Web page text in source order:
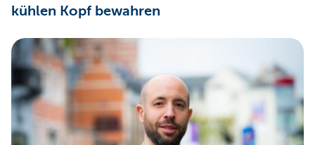
kühlen Kopf bewahren